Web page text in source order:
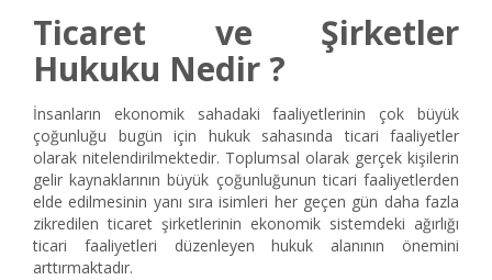
Ticaret ve Şirketler
Hukuku Nedir ?
İnsanların ekonomik sahadaki faaliyetlerinin çok büyük
çoğunluğu bugün için hukuk sahasında ticari faaliyetler
olarak nitelendirilmektedir. Toplumsal olarak gerçek kişilerin
gelir kaynaklarının büyük çoğunluğunun ticari faaliyetlerden
elde edilmesinin yanı sıra isimleri her geçen gün daha fazla
zikredilen ticaret şirketlerinin ekonomik sistemdeki ağırlığı
ticari faaliyetleri düzenleyen hukuk alanının önemini
arttırmaktadır.